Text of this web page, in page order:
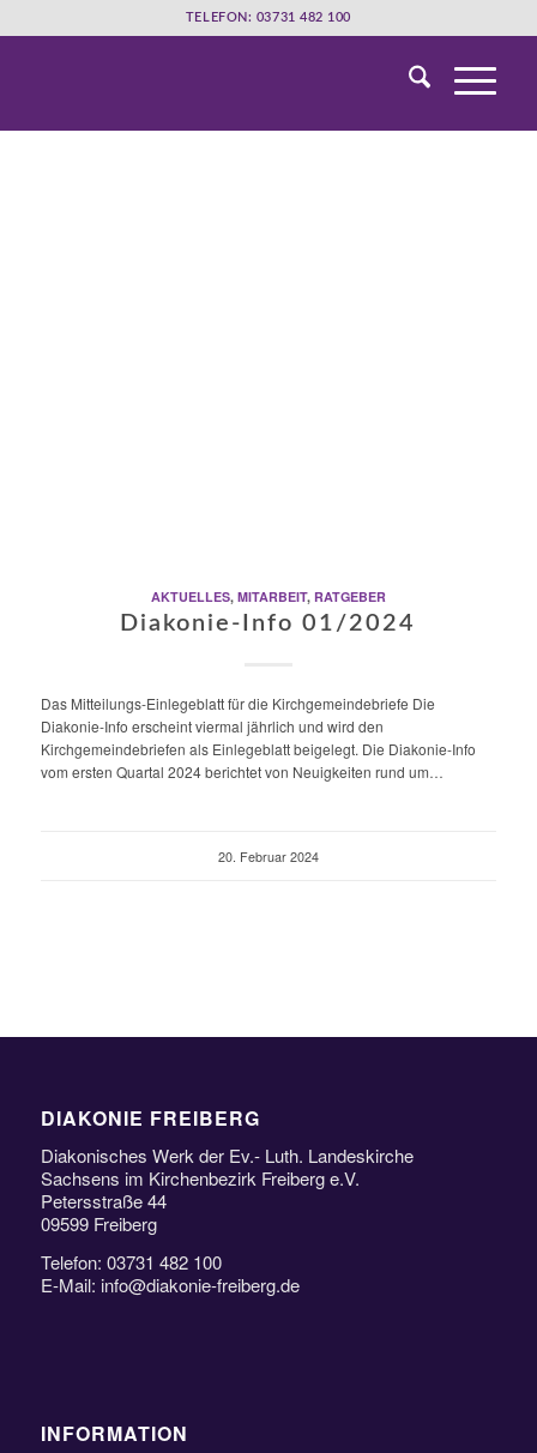
TELEFON: 03731 482 100
AKTUELLES, MITARBEIT, RATGEBER
Diakonie-Info 01/2024
Das Mitteilungs-Einlegeblatt für die Kirchgemeindebriefe Die
Diakonie-Info erscheint viermal jährlich und wird den
Kirchgemeindebriefen als Einlegeblatt beigelegt. Die Diakonie-Info
vom ersten Quartal 2024 berichtet von Neuigkeiten rund um…
20. Februar 2024
DIAKONIE FREIBERG
Diakonisches Werk der Ev.- Luth. Landeskirche
Sachsens im Kirchenbezirk Freiberg e.V.
Petersstraße 44
09599 Freiberg
Telefon: 03731 482 100
E-Mail: info@diakonie-freiberg.de
INFORMATION